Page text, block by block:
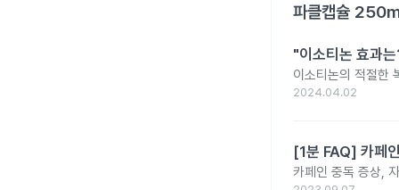
파클캡슐
"이소티논 효과
이소티논의 적절한
2024.04.02
[1분 FAQ] 카페
카페인 중독 증상,